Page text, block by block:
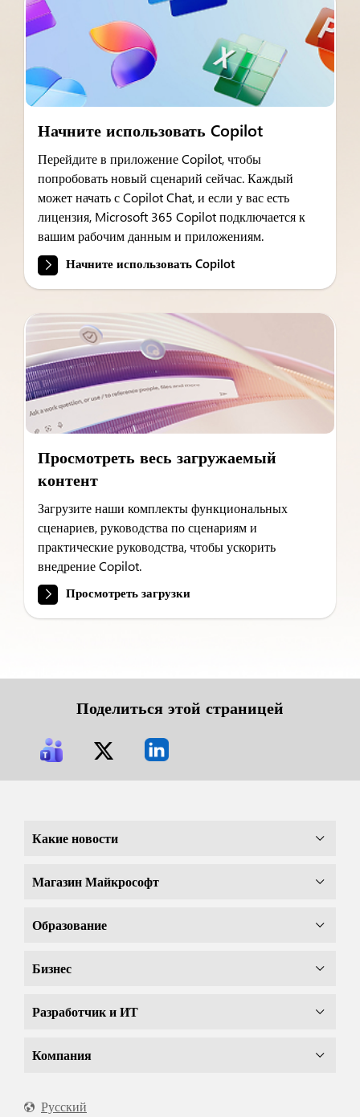
Начните использовать Copilot
Перейдите в приложение Copilot, чтобы
попробовать новый сценарий сейчас. Каждый
может начать с Copilot Chat, и если у вас есть
лицензия, Microsoft 365 Copilot подключается к
вашим рабочим данным и приложениям.
Начните использовать Copilot
Просмотреть весь загружаемый
контент
Загрузите наши комплекты функциональных
сценариев, руководства по сценариям и
практические руководства, чтобы ускорить
внедрение Copilot.
Просмотреть загрузки
Поделиться этой страницей
Какие новости
Магазин Майкрософт
Образование
Бизнес
Разработчик и ИТ
Компания
Русский